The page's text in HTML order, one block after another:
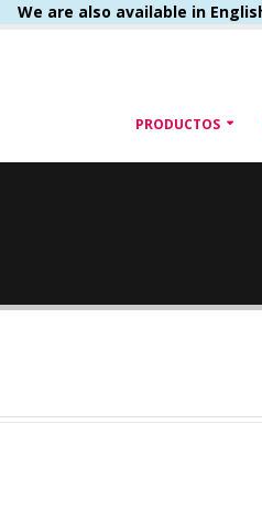
We are also available in
PRODUCTOS